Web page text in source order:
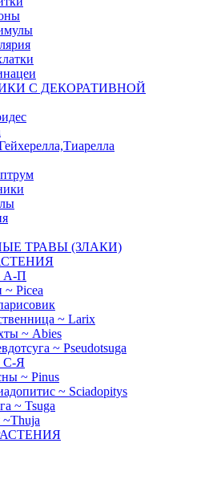
С ДЕКОРАТИВНОЙ
ТРАВЫ (ЗЛАКИ)
А-П
~ Picea
~ Larix
~ Abies
~ Pseudotsuga
С-Я
~ Pinus
~ Sciadopitys
~ Tsuga
~Thuja